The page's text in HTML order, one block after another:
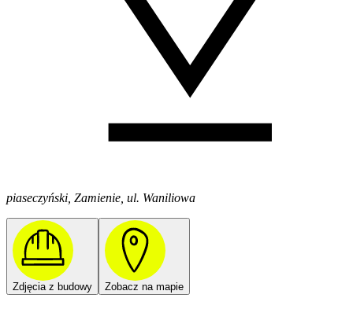
piaseczyński, Zamienie, ul. Waniliowa
Zdjęcia z budowy Zobacz na mapie